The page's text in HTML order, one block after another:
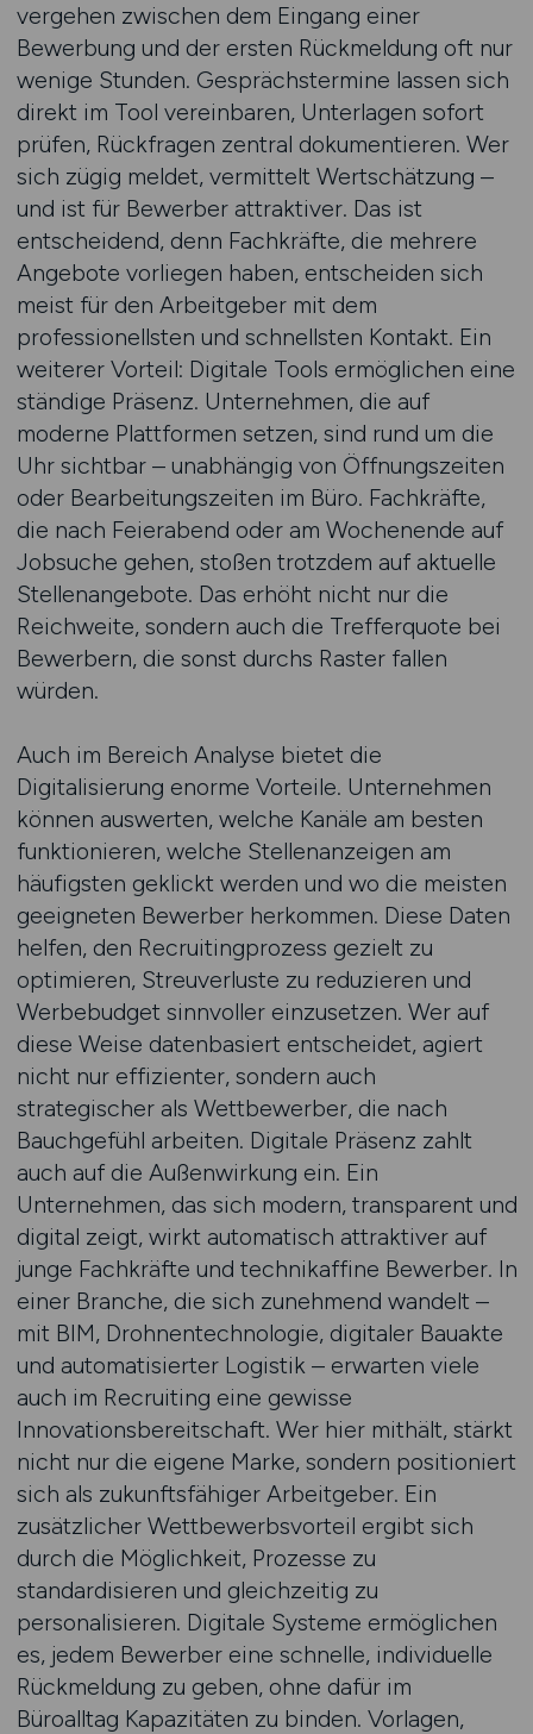
vergehen zwischen dem Eingang einer
Bewerbung und der ersten Rückmeldung oft nur
wenige Stunden. Gesprächstermine lassen sich
direkt im Tool vereinbaren, Unterlagen sofort
prüfen, Rückfragen zentral dokumentieren. Wer
sich zügig meldet, vermittelt Wertschätzung –
und ist für Bewerber attraktiver. Das ist
entscheidend, denn Fachkräfte, die mehrere
Angebote vorliegen haben, entscheiden sich
meist für den Arbeitgeber mit dem
professionellsten und schnellsten Kontakt. Ein
weiterer Vorteil: Digitale Tools ermöglichen eine
ständige Präsenz. Unternehmen, die auf
moderne Plattformen setzen, sind rund um die
Uhr sichtbar – unabhängig von Öffnungszeiten
oder Bearbeitungszeiten im Büro. Fachkräfte,
die nach Feierabend oder am Wochenende auf
Jobsuche gehen, stoßen trotzdem auf aktuelle
Stellenangebote. Das erhöht nicht nur die
Reichweite, sondern auch die Trefferquote bei
Bewerbern, die sonst durchs Raster fallen
würden.
Auch im Bereich Analyse bietet die
Digitalisierung enorme Vorteile. Unternehmen
können auswerten, welche Kanäle am besten
funktionieren, welche Stellenanzeigen am
häufigsten geklickt werden und wo die meisten
geeigneten Bewerber herkommen. Diese Daten
helfen, den Recruitingprozess gezielt zu
optimieren, Streuverluste zu reduzieren und
Werbebudget sinnvoller einzusetzen. Wer auf
diese Weise datenbasiert entscheidet, agiert
nicht nur effizienter, sondern auch
strategischer als Wettbewerber, die nach
Bauchgefühl arbeiten. Digitale Präsenz zahlt
auch auf die Außenwirkung ein. Ein
Unternehmen, das sich modern, transparent und
digital zeigt, wirkt automatisch attraktiver auf
junge Fachkräfte und technikaffine Bewerber. In
einer Branche, die sich zunehmend wandelt –
mit BIM, Drohnentechnologie, digitaler Bauakte
und automatisierter Logistik – erwarten viele
auch im Recruiting eine gewisse
Innovationsbereitschaft. Wer hier mithält, stärkt
nicht nur die eigene Marke, sondern positioniert
sich als zukunftsfähiger Arbeitgeber. Ein
zusätzlicher Wettbewerbsvorteil ergibt sich
durch die Möglichkeit, Prozesse zu
standardisieren und gleichzeitig zu
personalisieren. Digitale Systeme ermöglichen
es, jedem Bewerber eine schnelle, individuelle
Rückmeldung zu geben, ohne dafür im
Büroalltag Kapazitäten zu binden. Vorlagen,